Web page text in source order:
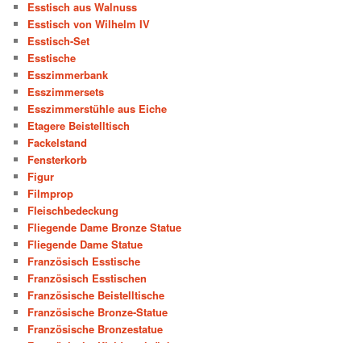
Esstisch aus Walnuss
Esstisch von Wilhelm IV
Esstisch-Set
Esstische
Esszimmerbank
Esszimmersets
Esszimmerstühle aus Eiche
Etagere Beistelltisch
Fackelstand
Fensterkorb
Figur
Filmprop
Fleischbedeckung
Fliegende Dame Bronze Statue
Fliegende Dame Statue
Französisch Esstische
Französisch Esstischen
Französische Beistelltische
Französische Bronze-Statue
Französische Bronzestatue